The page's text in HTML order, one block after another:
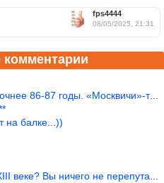
fps4444
08/05/2025, 21:31
комментарии
86-87 годы. «Москвичи»-то из пер
на балке...))
веке? Вы ничего не перепутали?